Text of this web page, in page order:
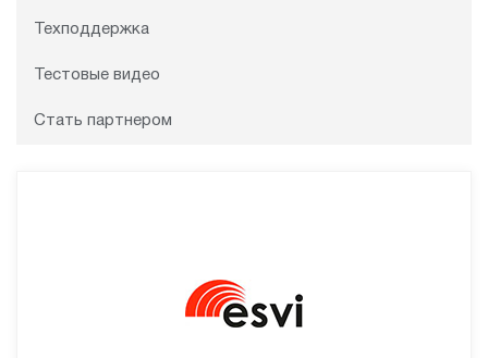
Техподдержка
Тестовые видео
Стать партнером